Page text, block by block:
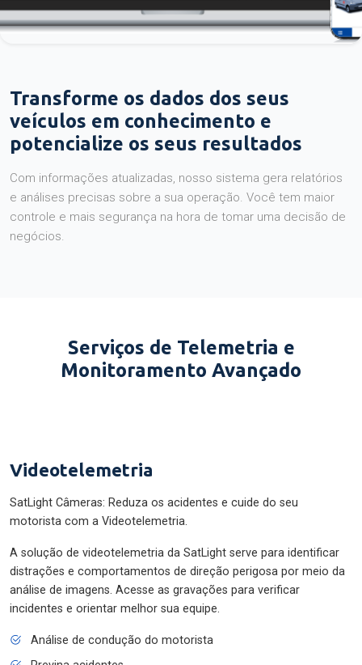
Transforme os dados dos seus
veículos em conhecimento e
potencialize os seus resultados
Com informações atualizadas, nosso sistema gera relatórios
e análises precisas sobre a sua operação. Você tem maior
controle e mais segurança na hora de tomar uma decisão de
negócios.
Serviços de Telemetria e
Monitoramento Avançado
Videotelemetria
SatLight Câmeras: Reduza os acidentes e cuide do seu
motorista com a Videotelemetria.
A solução de videotelemetria da SatLight serve para identificar
distrações e comportamentos de direção perigosa por meio da
análise de imagens. Acesse as gravações para verificar
incidentes e orientar melhor sua equipe.
Análise de condução do motorista